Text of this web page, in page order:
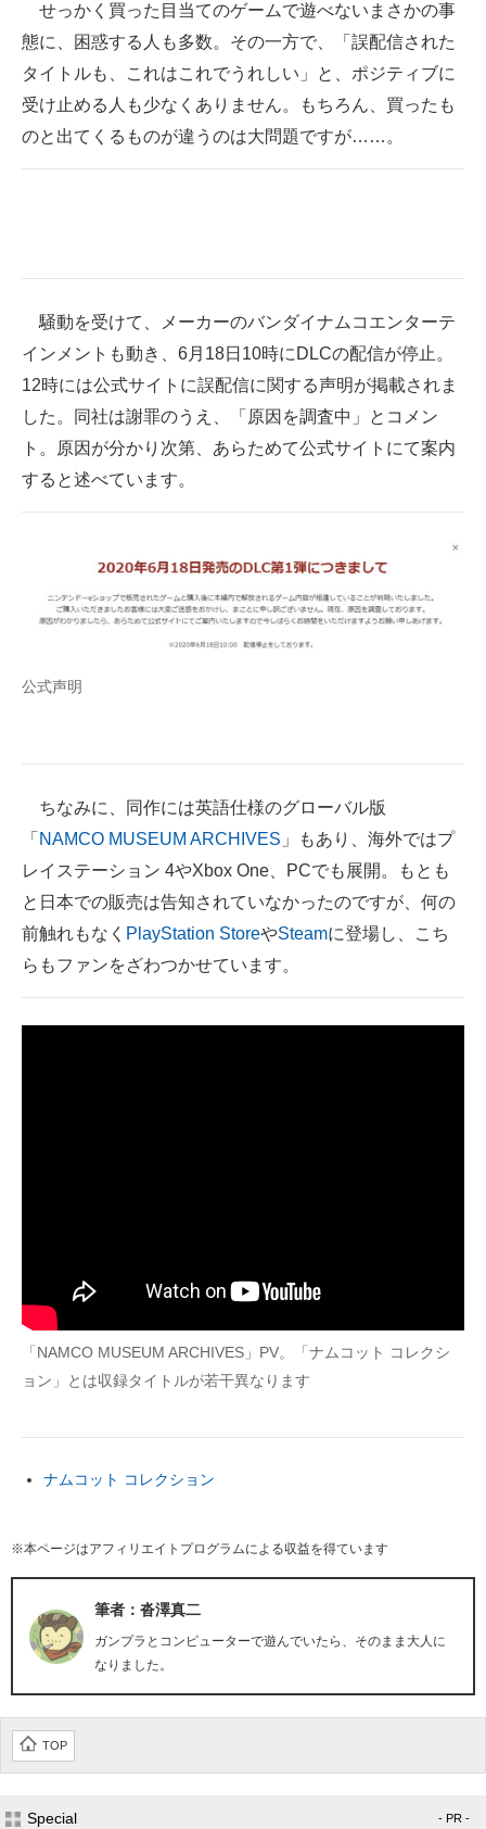
せっかく買った目当てのゲームで遊べないまさかの事
態に、困惑する人も多数。その一方で、「誤配信された
タイトルも、これはこれでうれしい」と、ポジティブに
受け止める人も少なくありません。もちろん、買ったも
のと出てくるものが違うのは大問題ですが……。
騒動を受けて、メーカーのバンダイナムコエンターテ
インメントも動き、6月18日10時にDLCの配信が停止。
12時には公式サイトに誤配信に関する声明が掲載されま
した。同社は謝罪のうえ、「原因を調査中」とコメン
ト。原因が分かり次第、あらためて公式サイトにて案内
すると述べています。
公式声明
ちなみに、同作には英語仕様のグローバル版
「 NAMCO MUSEUM ARCHIVES 」もあり、海外ではプ
レイステーション 4やXbox One、PCでも展開。もとも
と日本での販売は告知されていなかったのですが、何の
前触れもなく PlayStation StoreやSteamに登場し、こち
らもファンをざわつかせています。
「NAMCO MUSEUM ARCHIVES」PV。「ナムコット コレクシ
ョン」とは収録タイトルが若干異なります
ナムコット コレクション
※本ページはアフィリエイトプログラムによる収益を得ています
筆者：沓澤真二
ガンプラとコンピューターで遊んでいたら、そのまま大人に
なりました。
TOP
Special - PR -